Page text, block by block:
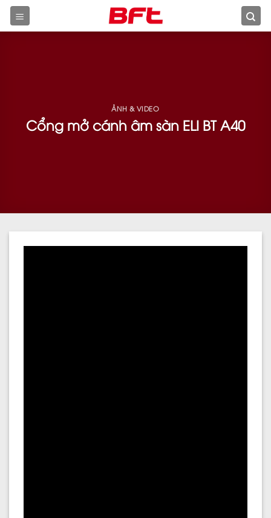
Skip
ẢNH & VIDEO
Cổng mở cánh âm sàn ELI BT A40